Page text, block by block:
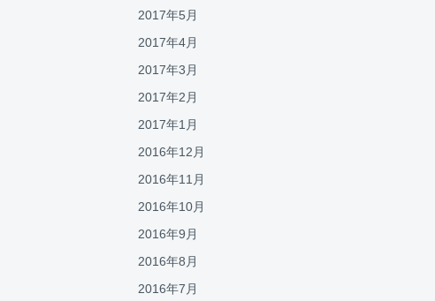
2017年5月
2017年4月
2017年3月
2017年2月
2017年1月
2016年12月
2016年11月
2016年10月
2016年9月
2016年8月
2016年7月